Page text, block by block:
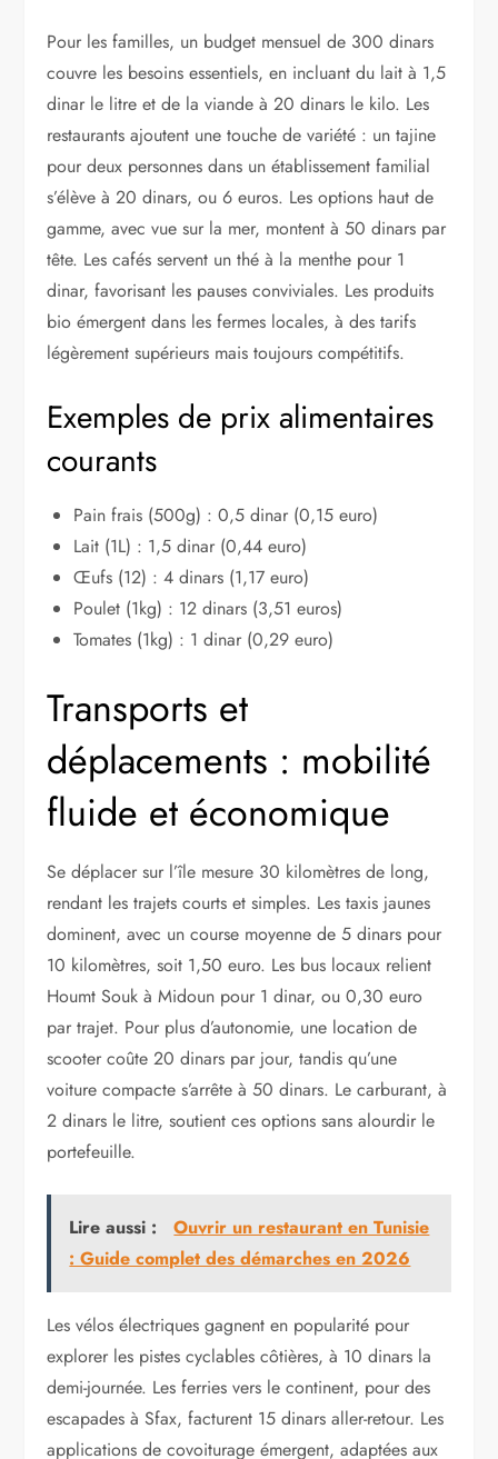
Pour les familles, un budget mensuel de 300 dinars
couvre les besoins essentiels, en incluant du lait à 1,5
dinar le litre et de la viande à 20 dinars le kilo. Les
restaurants ajoutent une touche de variété : un tajine
pour deux personnes dans un établissement familial
s’élève à 20 dinars, ou 6 euros. Les options haut de
gamme, avec vue sur la mer, montent à 50 dinars par
tête. Les cafés servent un thé à la menthe pour 1
dinar, favorisant les pauses conviviales. Les produits
bio émergent dans les fermes locales, à des tarifs
légèrement supérieurs mais toujours compétitifs.
Exemples de prix alimentaires
courants
Pain frais (500g) : 0,5 dinar (0,15 euro)
Lait (1L) : 1,5 dinar (0,44 euro)
Œufs (12) : 4 dinars (1,17 euro)
Poulet (1kg) : 12 dinars (3,51 euros)
Tomates (1kg) : 1 dinar (0,29 euro)
Transports et
déplacements : mobilité
fluide et économique
Se déplacer sur l’île mesure 30 kilomètres de long,
rendant les trajets courts et simples. Les taxis jaunes
dominent, avec un course moyenne de 5 dinars pour
10 kilomètres, soit 1,50 euro. Les bus locaux relient
Houmt Souk à Midoun pour 1 dinar, ou 0,30 euro
par trajet. Pour plus d’autonomie, une location de
scooter coûte 20 dinars par jour, tandis qu’une
voiture compacte s’arrête à 50 dinars. Le carburant, à
2 dinars le litre, soutient ces options sans alourdir le
portefeuille.
Lire aussi :
Ouvrir un restaurant en Tunisie
: Guide complet des démarches en 2026
Les vélos électriques gagnent en popularité pour
explorer les pistes cyclables côtières, à 10 dinars la
demi-journée. Les ferries vers le continent, pour des
escapades à Sfax, facturent 15 dinars aller-retour. Les
applications de covoiturage émergent, adaptées aux